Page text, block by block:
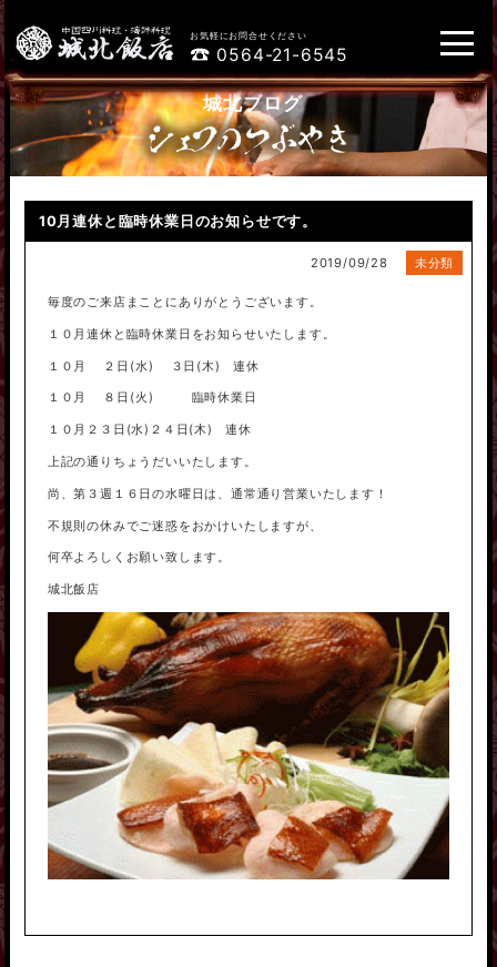
お気軽にお問合せください
0564-21-6545
城北ブログ
10月連休と臨時休業日のお知らせです。
2019/09/28 未分類
毎度のご来店まことにありがとうございます。
１０月連休と臨時休業日をお知らせいたします。
１０月 ２日(水) ３日(木) 連休
１０月 ８日(火) 臨時休業日
１０月２３日(水)２４日(木) 連休
上記の通りちょうだいいたします。
尚、第３週１６日の水曜日は、通常通り営業いたします！
不規則の休みでご迷惑をおかけいたしますが、
何卒よろしくお願い致します。
城北飯店